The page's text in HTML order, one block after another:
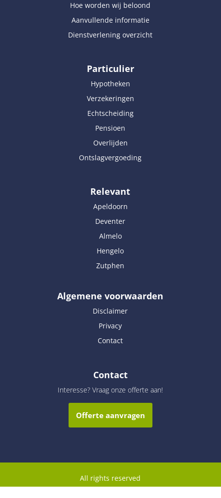
Hoe worden wij beloond
Aanvullende informatie
Dienstverlening overzicht
Particulier
Hypotheken
Verzekeringen
Echtscheiding
Pensioen
Overlijden
Ontslagvergoeding
Relevant
Apeldoorn
Deventer
Almelo
Hengelo
Zutphen
Algemene voorwaarden
Disclaimer
Privacy
Contact
Contact
Interesse? Vraag onze offerte aan!
Offerte aanvragen
All rights reserved